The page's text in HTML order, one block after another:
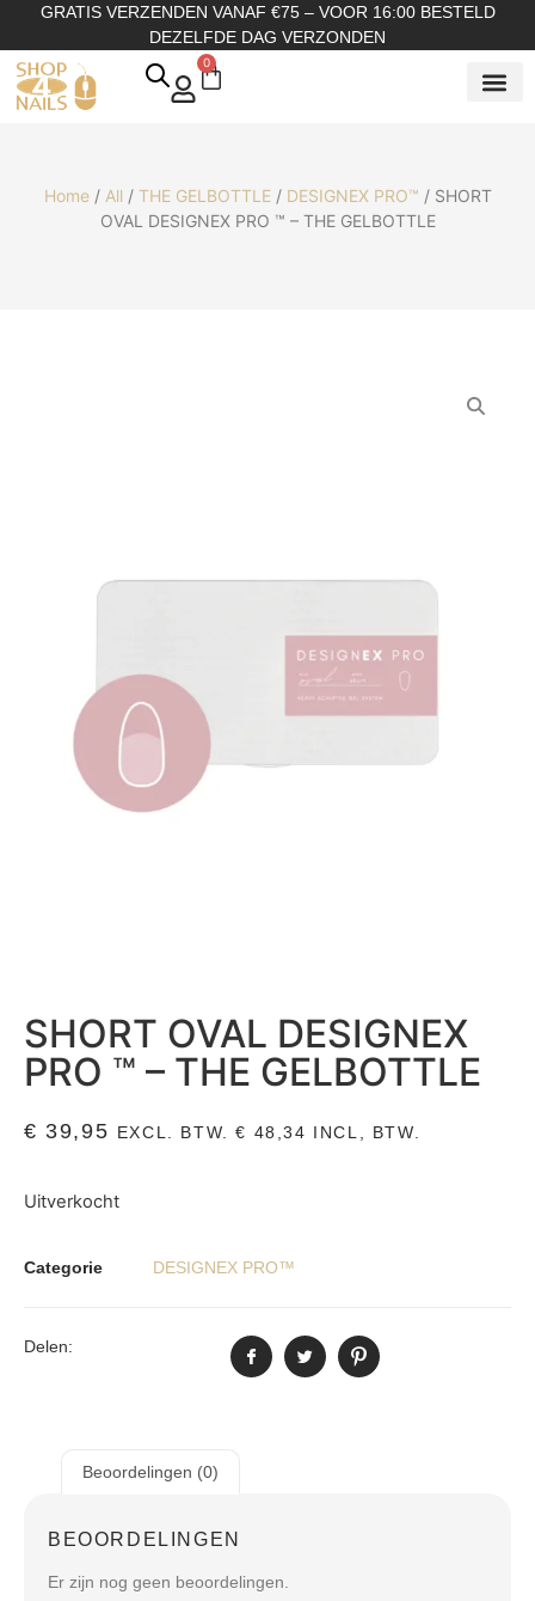
GRATIS VERZENDEN VANAF €75 – VOOR 16:00 BESTELD
DEZELFDE DAG VERZONDEN
0
Home/ All / THE GELBOTTLE/ DESIGNEX PRO™ / SHORT
OVAL DESIGNEX PRO ™ – THE GELBOTTLE
SHORT OVAL DESIGNEX
PRO ™ – THE GELBOTTLE
€ 39,95 EXCL. BTW.€ 48,34 INCL, BTW.
Uitverkocht
Categorie DESIGNEX PRO™
Delen:
Beoordelingen (0)
BEOORDELINGEN
Er zijn nog geen beoordelingen.